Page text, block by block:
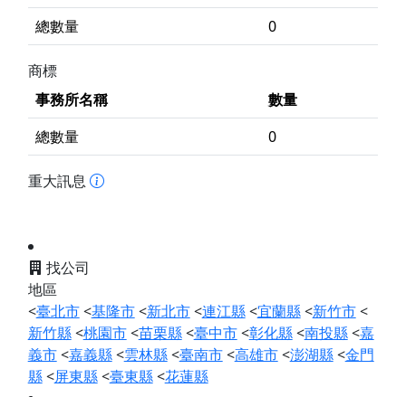
總數量
0
商標
事務所名稱
數量
總數量
0
重大訊息
找公司
地區
<臺北市<基隆市<新北市<連江縣<宜蘭縣<新竹市<
新竹縣<桃園市<苗栗縣<臺中市<彰化縣<南投縣<嘉
義市<嘉義縣<雲林縣<臺南市<高雄市<澎湖縣<金門
縣<屏東縣<臺東縣<花蓮縣